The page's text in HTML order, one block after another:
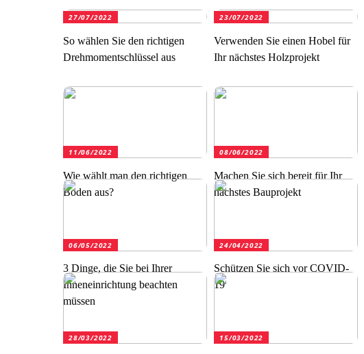
27/07/2022
So wählen Sie den richtigen
Drehmomentschlüssel aus
23/07/2022
Verwenden Sie einen Hobel für
Ihr nächstes Holzprojekt
11/06/2022
Wie wählt man den richtigen
Boden aus?
08/06/2022
Machen Sie sich bereit für Ihr
nächstes Bauprojekt
06/05/2022
3 Dinge, die Sie bei Ihrer
Inneneinrichtung beachten
müssen
24/04/2022
Schützen Sie sich vor COVID-
19
28/03/2022 15/03/2022